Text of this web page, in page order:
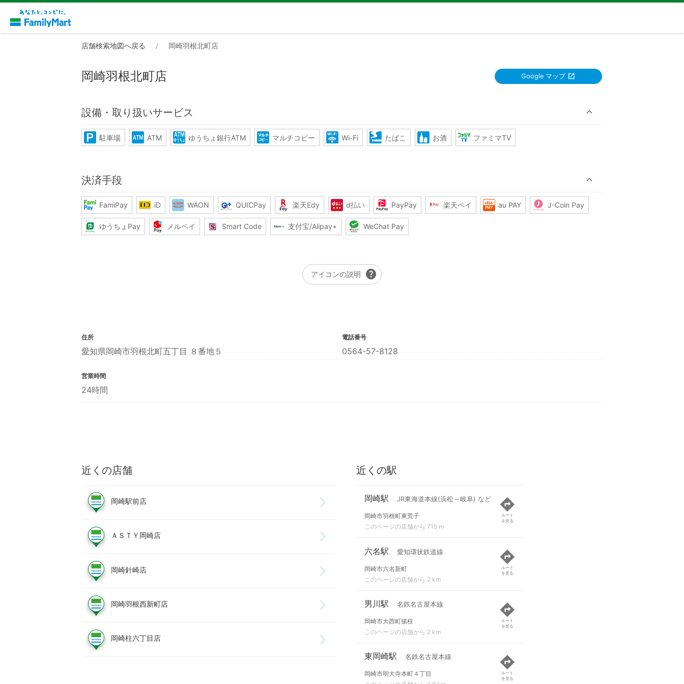
店舗検索地図へ戻る 岡崎羽根北町店
岡崎羽根北町店 Google マップ
設備・取り扱いサービス
駐車場 ATM ゆうちょ銀行ATM マルチコピー Wi-Fi たばこ お酒 ファミマTV
決済手段
FamiPay iD WAON QUICPay 楽天Edy d払い PayPay 楽天ペイ au PAY J-Coin Pay
ゆうちょPay メルペイ Smart Code 支付宝/Alipay+ WeChat Pay
アイコンの説明 help
住所
愛知県岡崎市羽根北町五丁目 ８番地５
電話番号
0564-57-8128
営業時間
24時間
近くの店舗
岡崎駅前店
ＡＳＴＹ岡崎店
岡崎針崎店
岡崎羽根西新町店
岡崎柱六丁目店
近くの駅
岡崎駅 JR東海道本線(浜松～岐阜) など
岡崎市羽根町東荒子
このページの店舗から 715 m
ルート
を見る
六名駅 愛知環状鉄道線
岡崎市六名新町
このページの店舗から 2 km
ルート
を見る
男川駅 名鉄名古屋本線
岡崎市大西町揚枝
このページの店舗から 2 km
ルート
を見る
東岡崎駅 名鉄名古屋本線
岡崎市明大寺本町４丁目
ルート
を見る